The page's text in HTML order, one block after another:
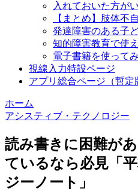
入れておいた方が
【まとめ】肢体不
発達障害のある子
知的障害教育で使
電子書籍を使って
視線入力特設ページ
アプリ総合ページ（暫定
ホーム
アシスティブ・テクノロジー
読み書きに困難が
ているなら必見「
ジーノート」